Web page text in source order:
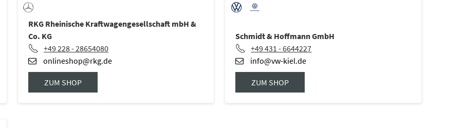
RKG Rheinische Kraftwagengesellschaft mbH &
Co. KG
+49 228 - 28654080
onlineshop@rkg.de
ZUM SHOP
Schmidt & Hoffmann GmbH
+49 431 - 6644227
info@vw-kiel.de
ZUM SHOP